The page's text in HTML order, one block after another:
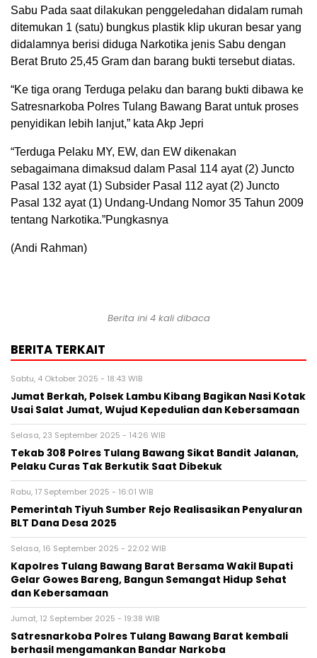
Sabu Pada saat dilakukan penggeledahan didalam rumah
ditemukan 1 (satu) bungkus plastik klip ukuran besar yang
didalamnya berisi diduga Narkotika jenis Sabu dengan
Berat Bruto 25,45 Gram dan barang bukti tersebut diatas.
“Ke tiga orang Terduga pelaku dan barang bukti dibawa ke
Satresnarkoba Polres Tulang Bawang Barat untuk proses
penyidikan lebih lanjut,” kata Akp Jepri
“Terduga Pelaku MY, EW, dan EW dikenakan
sebagaimana dimaksud dalam Pasal 114 ayat (2) Juncto
Pasal 132 ayat (1) Subsider Pasal 112 ayat (2) Juncto
Pasal 132 ayat (1) Undang-Undang Nomor 35 Tahun 2009
tentang Narkotika.”Pungkasnya
(Andi Rahman)
Berita ini 4 kali dibaca
BERITA TERKAIT
Sabtu, 4 Oktober 2025 - 18:43 WIB
Jumat Berkah, Polsek Lambu Kibang Bagikan Nasi Kotak
Usai Salat Jumat, Wujud Kepedulian dan Kebersamaan
Selasa, 23 September 2025 - 14:26 WIB
Tekab 308 Polres Tulang Bawang Sikat Bandit Jalanan,
Pelaku Curas Tak Berkutik Saat Dibekuk
Rabu, 17 September 2025 - 16:01 WIB
Pemerintah Tiyuh Sumber Rejo Realisasikan Penyaluran
BLT Dana Desa 2025
Selasa, 16 September 2025 - 22:02 WIB
Kapolres Tulang Bawang Barat Bersama Wakil Bupati
Gelar Gowes Bareng, Bangun Semangat Hidup Sehat
dan Kebersamaan
Jumat, 12 September 2025 - 19:38 WIB
Satresnarkoba Polres Tulang Bawang Barat kembali
berhasil mengamankan Bandar Narkoba